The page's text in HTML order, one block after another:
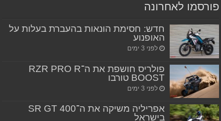
פורסמו לאחרונה
חדש: חסימת הונאות בהעברת בעלות על
האופנוע
לפני 3 ימים
פולריס חושפת את ה־RZR PRO R
BOOST טורבו
לפני 3 ימים
אפריליה משיקה את ה־SR GT 400
בישראל